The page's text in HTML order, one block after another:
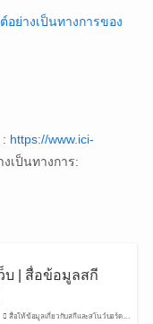
ย่างเป็นทางการของ
: https://www.ici-
เป็นทางการ:
สื่อให้ข้อมูลเกี่ยวกับสกีและสโนว์บอร์ด...
บ | สื่อข้อมูลสกี